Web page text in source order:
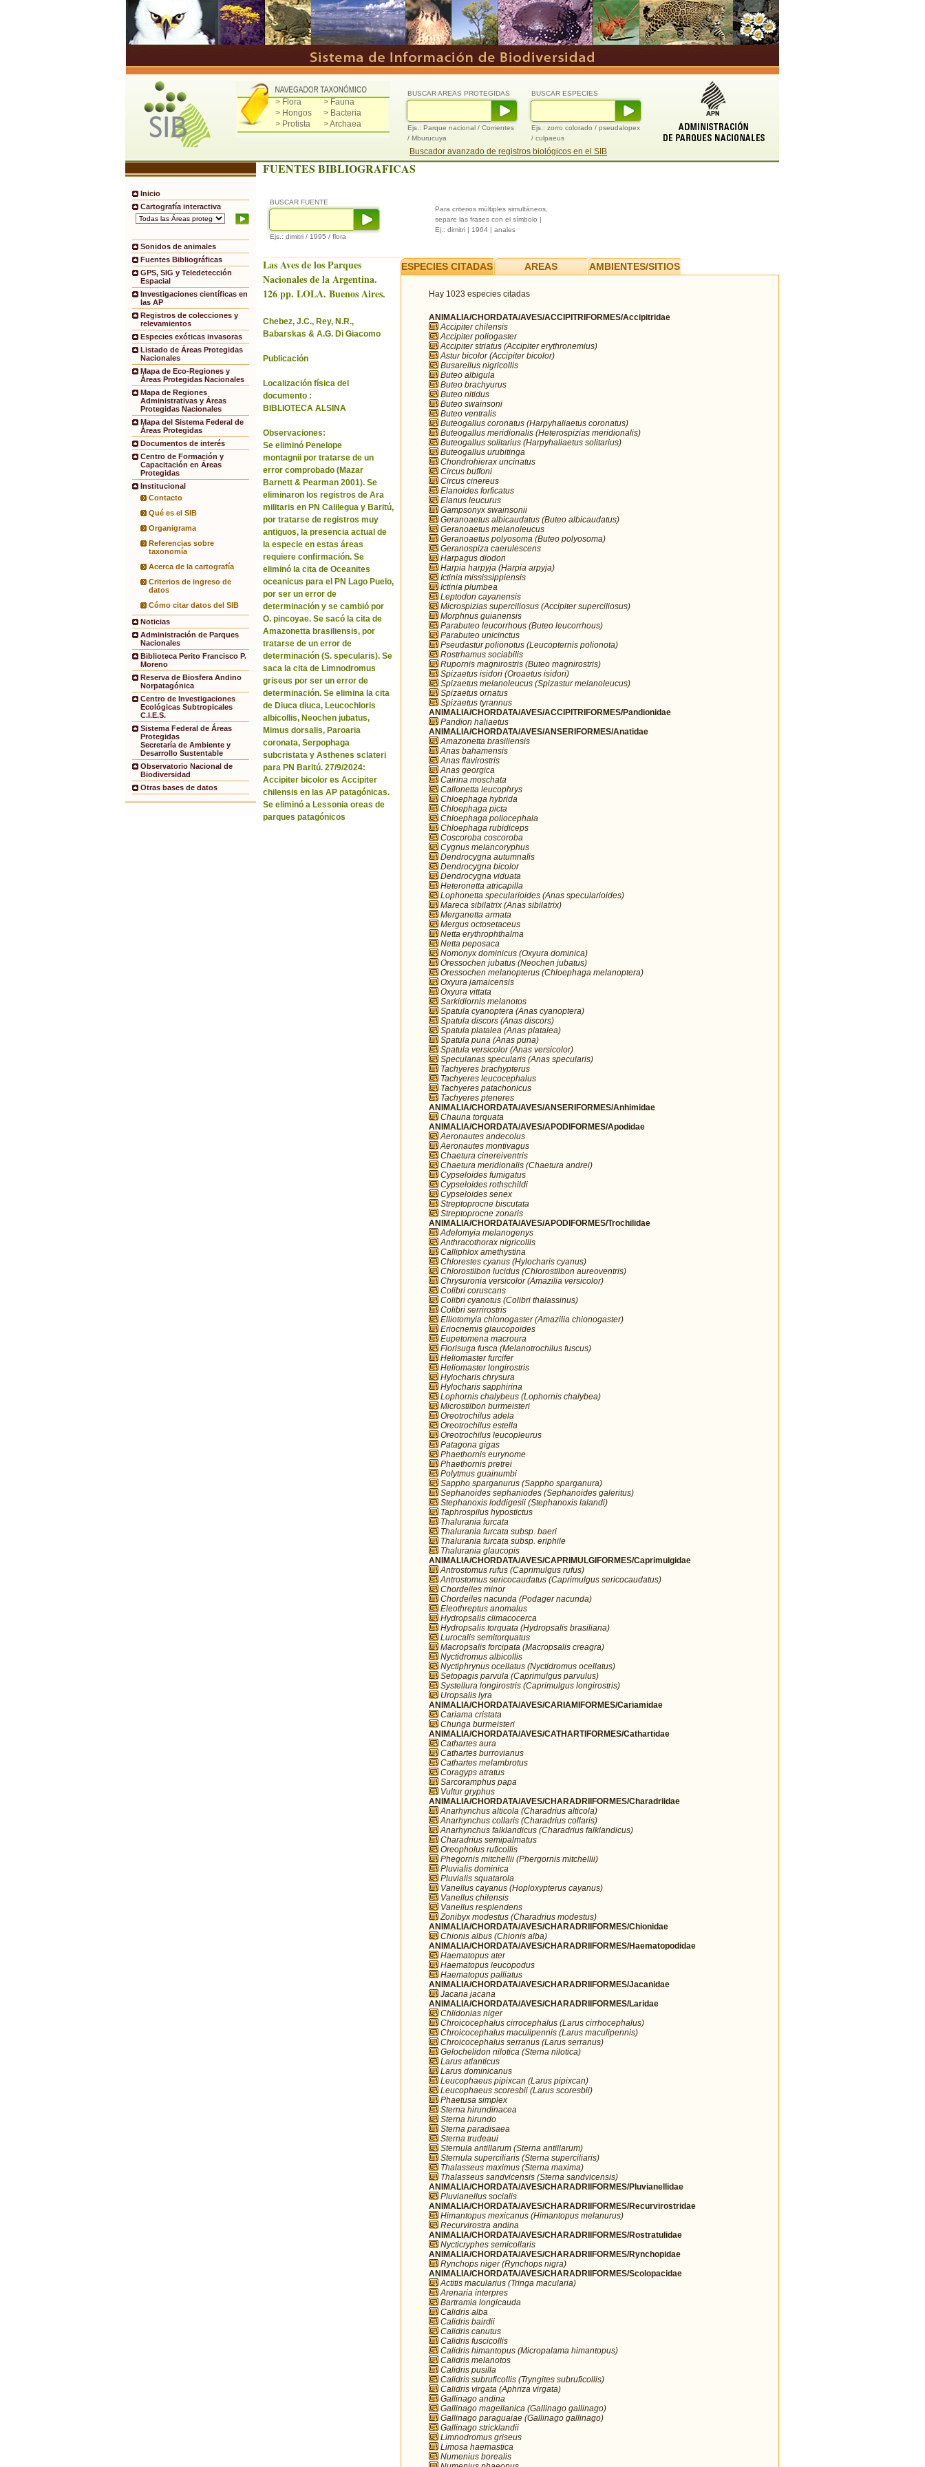
> Flora
> Fauna
> Hongos
> Bacteria
> Protista
> Archaea
BUSCAR ESPECIES
Ejs.: zorro colorado / pseudalopex
/ culpaeus
BUSCAR AREAS PROTEGIDAS
Ejs.: Parque nacional / Corrientes
/ Mburucuya
Buscador avanzado de registros biológicos en el SIB
Inicio
Cartografía interactiva
Sonidos de animales
Fuentes Bibliográficas
GPS, SIG y Teledetección
Espacial
Investigaciones científicas en
las AP
Registros de colecciones y
relevamientos
Especies exóticas invasoras
Listado de Áreas Protegidas
Nacionales
Mapa de Eco-Regiones y
Áreas Protegidas Nacionales
Mapa de Regiones
Administrativas y Áreas
Protegidas Nacionales
Mapa del Sistema Federal de
Áreas Protegidas
Documentos de interés
Centro de Formación y
Capacitación en Áreas
Protegidas
Institucional
Contacto
Qué es el SIB
Organigrama
Referencias sobre
taxonomía
Acerca de la cartografía
Criterios de ingreso de
datos
Cómo citar datos del SIB
Noticias
Administración de Parques
Nacionales
Biblioteca Perito Francisco P.
Moreno
Reserva de Biosfera Andino
Norpatagónica
Centro de Investigaciones
Ecológicas Subtropicales
C.I.E.S.
Sistema Federal de Áreas
Protegidas
Secretaría de Ambiente y
Desarrollo Sustentable
Observatorio Nacional de
Biodiversidad
Otras bases de datos
FUENTES BIBLIOGRAFICAS
BUSCAR FUENTE
Ejs.: dimitri / 1995 / flora
Para criterios múltiples simultáneos,
separe las frases con el símbolo |
Ej.: dimitri | 1964 | anales
Las Aves de los Parques
Nacionales de la Argentina.
126 pp. LOLA. Buenos Aires.
Chebez, J.C., Rey, N.R.,
Babarskas & A.G. Di Giacomo
Publicación
Localización física del
documento :
BIBLIOTECA ALSINA
Observaciones:
Se eliminó Penelope
montagnii por tratarse de un
error comprobado (Mazar
Barnett & Pearman 2001). Se
eliminaron los registros de Ara
militaris en PN Calilegua y Baritú,
por tratarse de registros muy
antiguos, la presencia actual de
la especie en estas áreas
requiere confirmación. Se
eliminó la cita de Oceanites
oceanicus para el PN Lago Puelo,
por ser un error de
determinación y se cambió por
O. pincoyae. Se sacó la cita de
Amazonetta brasiliensis, por
tratarse de un error de
determinación (S. specularis). Se
saca la cita de Limnodromus
griseus por ser un error de
determinación. Se elimina la cita
de Diuca diuca, Leucochloris
albicollis, Neochen jubatus,
Mimus dorsalis, Paroaria
coronata, Serpophaga
subcristata y Asthenes sclateri
para PN Baritú. 27/9/2024:
Accipiter bicolor es Accipiter
chilensis en las AP patagónicas.
Se eliminó a Lessonia oreas de
parques patagónicos
ESPECIES CITADAS AREAS AMBIENTES/SITIOS
Hay 1023 especies citadas
ANIMALIA/CHORDATA/AVES/ACCIPITRIFORMES/Accipitridae
Accipiter chilensis
Accipiter poliogaster
Accipiter striatus (Accipiter erythronemius)
Astur bicolor (Accipiter bicolor)
Busarellus nigricollis
Buteo albigula
Buteo brachyurus
Buteo nitidus
Buteo swainsoni
Buteo ventralis
Buteogallus coronatus (Harpyhaliaetus coronatus)
Buteogallus meridionalis (Heterospizias meridionalis)
Buteogallus solitarius (Harpyhaliaetus solitarius)
Buteogallus urubitinga
Chondrohierax uncinatus
Circus buffoni
Circus cinereus
Elanoides forficatus
Elanus leucurus
Gampsonyx swainsonii
Geranoaetus albicaudatus (Buteo albicaudatus)
Geranoaetus melanoleucus
Geranoaetus polyosoma (Buteo polyosoma)
Geranospiza caerulescens
Harpagus diodon
Harpia harpyja (Harpia arpyja)
Ictinia mississippiensis
Ictinia plumbea
Leptodon cayanensis
Microspizias superciliosus (Accipiter superciliosus)
Morphnus guianensis
Parabuteo leucorrhous (Buteo leucorrhous)
Parabuteo unicinctus
Pseudastur polionotus (Leucopternis polionota)
Rostrhamus sociabilis
Rupornis magnirostris (Buteo magnirostris)
Spizaetus isidori (Oroaetus isidori)
Spizaetus melanoleucus (Spizastur melanoleucus)
Spizaetus ornatus
Spizaetus tyrannus
ANIMALIA/CHORDATA/AVES/ACCIPITRIFORMES/Pandionidae
Pandion haliaetus
ANIMALIA/CHORDATA/AVES/ANSERIFORMES/Anatidae
Amazonetta brasiliensis
Anas bahamensis
Anas flavirostris
Anas georgica
Cairina moschata
Callonetta leucophrys
Chloephaga hybrida
Chloephaga picta
Chloephaga poliocephala
Chloephaga rubidiceps
Coscoroba coscoroba
Cygnus melancoryphus
Dendrocygna autumnalis
Dendrocygna bicolor
Dendrocygna viduata
Heteronetta atricapilla
Lophonetta specularioides (Anas specularioides)
Mareca sibilatrix (Anas sibilatrix)
Merganetta armata
Mergus octosetaceus
Netta erythrophthalma
Netta peposaca
Nomonyx dominicus (Oxyura dominica)
Oressochen jubatus (Neochen jubatus)
Oressochen melanopterus (Chloephaga melanoptera)
Oxyura jamaicensis
Oxyura vittata
Sarkidiornis melanotos
Spatula cyanoptera (Anas cyanoptera)
Spatula discors (Anas discors)
Spatula platalea (Anas platalea)
Spatula puna (Anas puna)
Spatula versicolor (Anas versicolor)
Speculanas specularis (Anas specularis)
Tachyeres brachypterus
Tachyeres leucocephalus
Tachyeres patachonicus
Tachyeres pteneres
ANIMALIA/CHORDATA/AVES/ANSERIFORMES/Anhimidae
Chauna torquata
ANIMALIA/CHORDATA/AVES/APODIFORMES/Apodidae
Aeronautes andecolus
Aeronautes montivagus
Chaetura cinereiventris
Chaetura meridionalis (Chaetura andrei)
Cypseloides fumigatus
Cypseloides rothschildi
Cypseloides senex
Streptoprocne biscutata
Streptoprocne zonaris
ANIMALIA/CHORDATA/AVES/APODIFORMES/Trochilidae
Adelomyia melanogenys
Anthracothorax nigricollis
Calliphlox amethystina
Chlorestes cyanus (Hylocharis cyanus)
Chlorostilbon lucidus (Chlorostilbon aureoventris)
Chrysuronia versicolor (Amazilia versicolor)
Colibri coruscans
Colibri cyanotus (Colibri thalassinus)
Colibri serrirostris
Elliotomyia chionogaster (Amazilia chionogaster)
Eriocnemis glaucopoides
Eupetomena macroura
Florisuga fusca (Melanotrochilus fuscus)
Heliomaster furcifer
Heliomaster longirostris
Hylocharis chrysura
Hylocharis sapphirina
Lophornis chalybeus (Lophornis chalybea)
Microstilbon burmeisteri
Oreotrochilus adela
Oreotrochilus estella
Oreotrochilus leucopleurus
Patagona gigas
Phaethornis eurynome
Phaethornis pretrei
Polytmus guainumbi
Sappho sparganurus (Sappho sparganura)
Sephanoides sephaniodes (Sephanoides galeritus)
Stephanoxis loddigesii (Stephanoxis lalandi)
Taphrospilus hypostictus
Thalurania furcata
Thalurania furcata subsp. baeri
Thalurania furcata subsp. eriphile
Thalurania glaucopis
ANIMALIA/CHORDATA/AVES/CAPRIMULGIFORMES/Caprimulgidae
Antrostomus rufus (Caprimulgus rufus)
Antrostomus sericocaudatus (Caprimulgus sericocaudatus)
Chordeiles minor
Chordeiles nacunda (Podager nacunda)
Eleothreptus anomalus
Hydropsalis climacocerca
Hydropsalis torquata (Hydropsalis brasiliana)
Lurocalis semitorquatus
Macropsalis forcipata (Macropsalis creagra)
Nyctidromus albicollis
Nyctiphrynus ocellatus (Nyctidromus ocellatus)
Setopagis parvula (Caprimulgus parvulus)
Systellura longirostris (Caprimulgus longirostris)
Uropsalis lyra
ANIMALIA/CHORDATA/AVES/CARIAMIFORMES/Cariamidae
Cariama cristata
Chunga burmeisteri
ANIMALIA/CHORDATA/AVES/CATHARTIFORMES/Cathartidae
Cathartes aura
Cathartes burrovianus
Cathartes melambrotus
Coragyps atratus
Sarcoramphus papa
Vultur gryphus
ANIMALIA/CHORDATA/AVES/CHARADRIIFORMES/Charadriidae
Anarhynchus alticola (Charadrius alticola)
Anarhynchus collaris (Charadrius collaris)
Anarhynchus falklandicus (Charadrius falklandicus)
Charadrius semipalmatus
Oreopholus ruficollis
Phegornis mitchellii (Phergornis mitchellii)
Pluvialis dominica
Pluvialis squatarola
Vanellus cayanus (Hoploxypterus cayanus)
Vanellus chilensis
Vanellus resplendens
Zonibyx modestus (Charadrius modestus)
ANIMALIA/CHORDATA/AVES/CHARADRIIFORMES/Chionidae
Chionis albus (Chionis alba)
ANIMALIA/CHORDATA/AVES/CHARADRIIFORMES/Haematopodidae
Haematopus ater
Haematopus leucopodus
Haematopus palliatus
ANIMALIA/CHORDATA/AVES/CHARADRIIFORMES/Jacanidae
Jacana jacana
ANIMALIA/CHORDATA/AVES/CHARADRIIFORMES/Laridae
Chlidonias niger
Chroicocephalus cirrocephalus (Larus cirrhocephalus)
Chroicocephalus maculipennis (Larus maculipennis)
Chroicocephalus serranus (Larus serranus)
Gelochelidon nilotica (Sterna nilotica)
Larus atlanticus
Larus dominicanus
Leucophaeus pipixcan (Larus pipixcan)
Leucophaeus scoresbii (Larus scoresbii)
Phaetusa simplex
Sterna hirundinacea
Sterna hirundo
Sterna paradisaea
Sterna trudeaui
Sternula antillarum (Sterna antillarum)
Sternula superciliaris (Sterna superciliaris)
Thalasseus maximus (Sterna maxima)
Thalasseus sandvicensis (Sterna sandvicensis)
ANIMALIA/CHORDATA/AVES/CHARADRIIFORMES/Pluvianellidae
Pluvianellus socialis
ANIMALIA/CHORDATA/AVES/CHARADRIIFORMES/Recurvirostridae
Himantopus mexicanus (Himantopus melanurus)
Recurvirostra andina
ANIMALIA/CHORDATA/AVES/CHARADRIIFORMES/Rostratulidae
Nycticryphes semicollaris
ANIMALIA/CHORDATA/AVES/CHARADRIIFORMES/Rynchopidae
Rynchops niger (Rynchops nigra)
ANIMALIA/CHORDATA/AVES/CHARADRIIFORMES/Scolopacidae
Actitis macularius (Tringa macularia)
Arenaria interpres
Bartramia longicauda
Calidris alba
Calidris bairdii
Calidris canutus
Calidris fuscicollis
Calidris himantopus (Micropalama himantopus)
Calidris melanotos
Calidris pusilla
Calidris subruficollis (Tryngites subruficollis)
Calidris virgata (Aphriza virgata)
Gallinago andina
Gallinago magellanica (Gallinago gallinago)
Gallinago paraguaiae (Gallinago gallinago)
Gallinago stricklandii
Limnodromus griseus
Limosa haemastica
Numenius borealis